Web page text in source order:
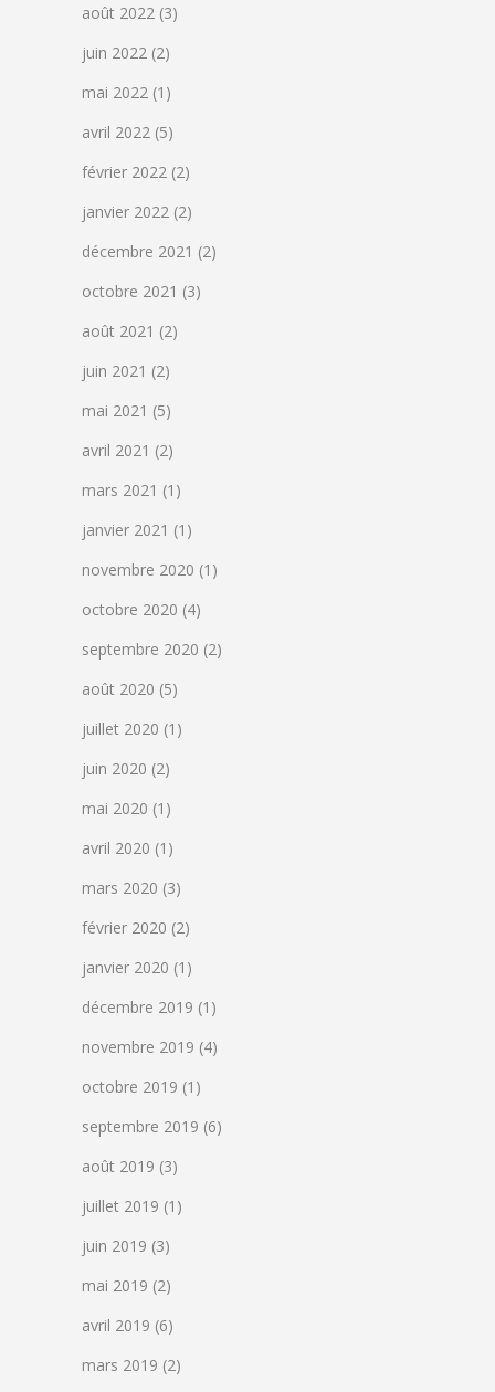
août 2022 (3)
juin 2022 (2)
mai 2022 (1)
avril 2022 (5)
février 2022 (2)
janvier 2022 (2)
décembre 2021 (2)
octobre 2021 (3)
août 2021 (2)
juin 2021 (2)
mai 2021 (5)
avril 2021 (2)
mars 2021 (1)
janvier 2021 (1)
novembre 2020 (1)
octobre 2020 (4)
septembre 2020 (2)
août 2020 (5)
juillet 2020 (1)
juin 2020 (2)
mai 2020 (1)
avril 2020 (1)
mars 2020 (3)
février 2020 (2)
janvier 2020 (1)
décembre 2019 (1)
novembre 2019 (4)
octobre 2019 (1)
septembre 2019 (6)
août 2019 (3)
juillet 2019 (1)
juin 2019 (3)
mai 2019 (2)
avril 2019 (6)
mars 2019 (2)